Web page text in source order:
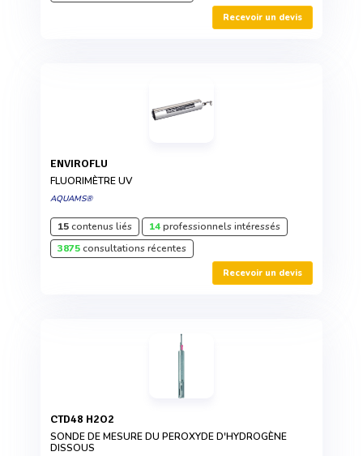
Recevoir un devis
ENVIROFLU
FLUORIMÈTRE UV
AQUAMS®
15contenus liés 14professionnels intéressés
3875consultations récentes
Recevoir un devis
CTD48 H2O2
SONDE DE MESURE DU PEROXYDE D'HYDROGÈNE
DISSOUS